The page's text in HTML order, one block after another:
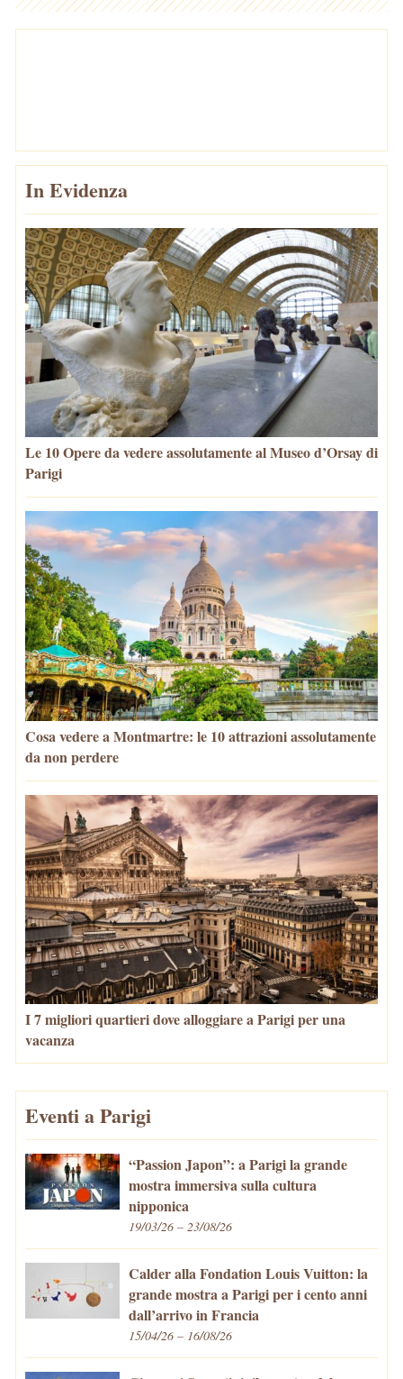
In Evidenza
Le 10 Opere da vedere assolutamente al Museo d’Orsay di
Parigi
Cosa vedere a Montmartre: le 10 attrazioni assolutamente
da non perdere
I 7 migliori quartieri dove alloggiare a Parigi per una
vacanza
Eventi a Parigi
“Passion Japon”: a Parigi la grande
mostra immersiva sulla cultura
nipponica
19/03/26 – 23/08/26
Calder alla Fondation Louis Vuitton: la
grande mostra a Parigi per i cento anni
dall’arrivo in Francia
15/04/26 – 16/08/26